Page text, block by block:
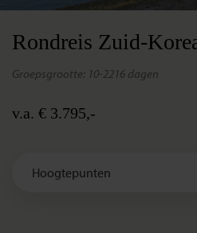
Rondreis Zuid-
v.a. € 3.795,-
groepsgrootte: 10-22 16 dagen